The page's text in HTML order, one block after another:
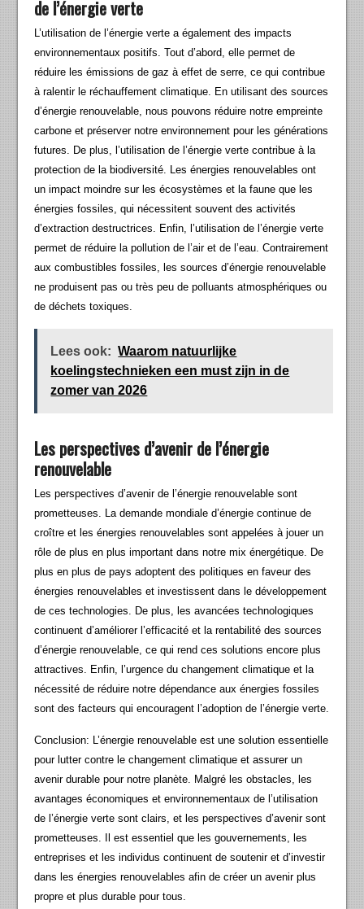
de l’énergie verte
L’utilisation de l’énergie verte a également des impacts
environnementaux positifs. Tout d’abord, elle permet de
réduire les émissions de gaz à effet de serre, ce qui contribue
à ralentir le réchauffement climatique. En utilisant des sources
d’énergie renouvelable, nous pouvons réduire notre empreinte
carbone et préserver notre environnement pour les générations
futures. De plus, l’utilisation de l’énergie verte contribue à la
protection de la biodiversité. Les énergies renouvelables ont
un impact moindre sur les écosystèmes et la faune que les
énergies fossiles, qui nécessitent souvent des activités
d’extraction destructrices. Enfin, l’utilisation de l’énergie verte
permet de réduire la pollution de l’air et de l’eau. Contrairement
aux combustibles fossiles, les sources d’énergie renouvelable
ne produisent pas ou très peu de polluants atmosphériques ou
de déchets toxiques.
Lees ook: Waarom natuurlijke
koelingstechnieken een must zijn in de
zomer van 2026
Les perspectives d’avenir de l’énergie
renouvelable
Les perspectives d’avenir de l’énergie renouvelable sont
prometteuses. La demande mondiale d’énergie continue de
croître et les énergies renouvelables sont appelées à jouer un
rôle de plus en plus important dans notre mix énergétique. De
plus en plus de pays adoptent des politiques en faveur des
énergies renouvelables et investissent dans le développement
de ces technologies. De plus, les avancées technologiques
continuent d’améliorer l’efficacité et la rentabilité des sources
d’énergie renouvelable, ce qui rend ces solutions encore plus
attractives. Enfin, l’urgence du changement climatique et la
nécessité de réduire notre dépendance aux énergies fossiles
sont des facteurs qui encouragent l’adoption de l’énergie verte.
Conclusion: L’énergie renouvelable est une solution essentielle
pour lutter contre le changement climatique et assurer un
avenir durable pour notre planète. Malgré les obstacles, les
avantages économiques et environnementaux de l’utilisation
de l’énergie verte sont clairs, et les perspectives d’avenir sont
prometteuses. Il est essentiel que les gouvernements, les
entreprises et les individus continuent de soutenir et d’investir
dans les énergies renouvelables afin de créer un avenir plus
propre et plus durable pour tous.